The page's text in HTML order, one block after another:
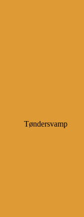
Tøndersvamp